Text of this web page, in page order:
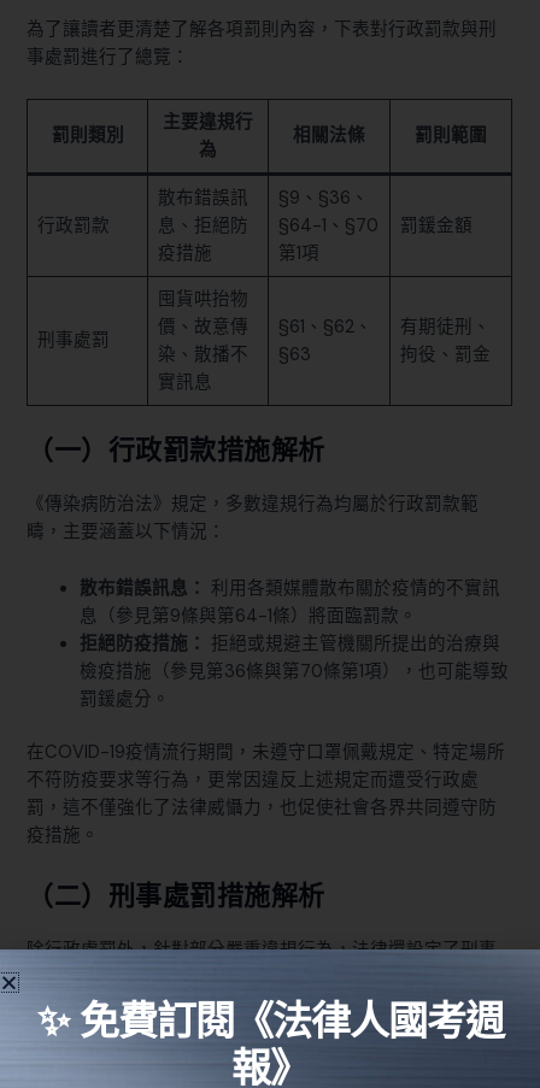
為了讓讀者更清楚了解各項罰則內容，下表對行政罰款與刑
事處罰進行了總覽：
罰則類別
主要違規行
為
相關法條 罰則範圍
行政罰款
散布錯誤訊
息、拒絕防
疫措施
§9、§36、
§64-1、§70
第1項
罰鍰金額
刑事處罰
囤貨哄抬物
價、故意傳
染、散播不
實訊息
§61、§62、
§63
有期徒刑、
拘役、罰金
（一）行政罰款措施解析
《傳染病防治法》規定，多數違規行為均屬於行政罰款範
疇，主要涵蓋以下情況：
散布錯誤訊息： 利用各類媒體散布關於疫情的不實訊
息（參見第9條與第64-1條）將面臨罰款。
拒絕防疫措施： 拒絕或規避主管機關所提出的治療與
檢疫措施（參見第36條與第70條第1項），也可能導致
罰鍰處分。
在COVID-19疫情流行期間，未遵守口罩佩戴規定、特定場所
不符防疫要求等行為，更常因違反上述規定而遭受行政處
罰，這不僅強化了法律威懾力，也促使社會各界共同遵守防
疫措施。
（二）刑事處罰措施解析
除行政處罰外，針對部分嚴重違規行為，法律還設定了刑事
囤貨與哄抬物價：根據第61條，疫情指揮中心成立期
間，對於防疫物資的囤積居奇或哄抬物價行為，情節
✨ 免費訂閱《法律人國考週
報》